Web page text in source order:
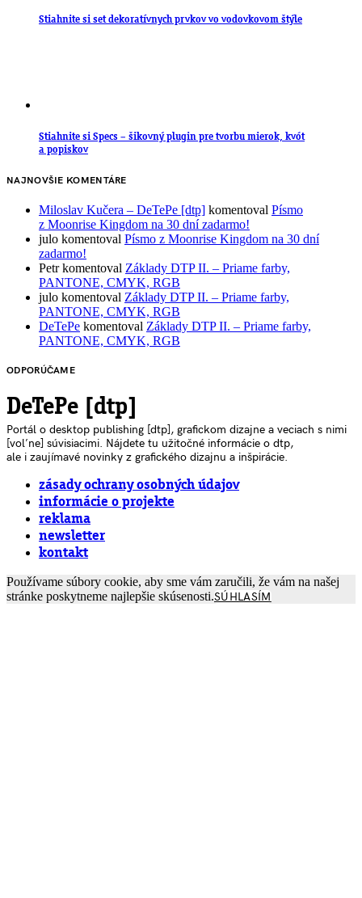
Stiahnite si set dekoratívnych prvkov vo vodovkovom štýle
Stiahnite si Specs – šikovný plugin pre tvorbu mierok, kvót
a popiskov
NAJNOVŠIE KOMENTÁRE
Miloslav Kučera – DeTePe [dtp] komentoval Písmo
z Moonrise Kingdom na 30 dní zadarmo!
julo komentoval Písmo z Moonrise Kingdom na 30 dní
zadarmo!
Petrkomentoval Základy DTP II. – Priame farby,
PANTONE, CMYK, RGB
julo komentoval Základy DTP II. – Priame farby,
PANTONE, CMYK, RGB
DeTePe komentoval Základy DTP II. – Priame farby,
PANTONE, CMYK, RGB
ODPORÚČAME
DeTePe [dtp]
Portál o desktop publishing [dtp], grafickom dizajne a veciach s nimi
[voľne] súvisiacimi. Nájdete tu užitočné informácie o dtp,
ale i zaujímavé novinky z grafického dizajnu a inšpirácie.
zásady ochrany osobných údajov
informácie o projekte
reklama
newsletter
kontakt
Používame súbory cookie, aby sme vám zaručili, že vám na našej
stránke poskytneme najlepšie skúsenosti.SÚHLASÍM